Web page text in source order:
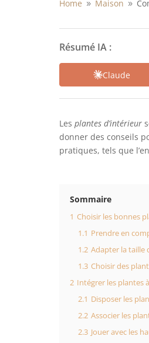
Home 9 Maison 9
Résumé IA :
Claude
Les plantes d’intérieur
donner des conseils
pratiques, tels que
Sommaire
1 Choisir les bonnes
1.1 Prendre en
1.2 Adapter la taille
1.3 Choisir des
2 Intégrer les plantes
2.1 Disposer les
2.2 Associer les
2.3 Jouer avec les